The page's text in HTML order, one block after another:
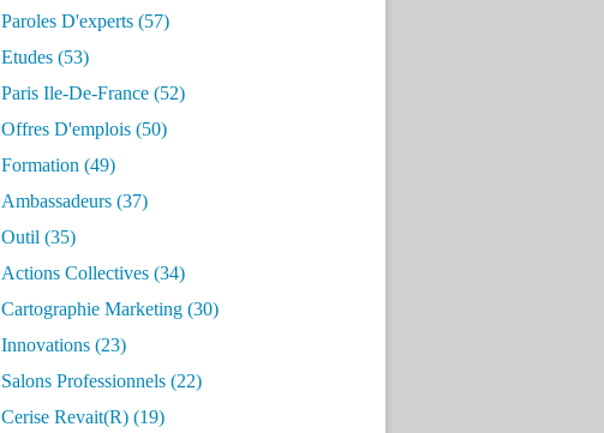
Paroles D'experts (57)
Etudes (53)
Paris Ile-De-France (52)
Offres D'emplois (50)
Formation (49)
Ambassadeurs (37)
Outil (35)
Actions Collectives (34)
Cartographie Marketing (30)
Innovations (23)
Salons Professionnels (22)
Cerise Revait(r) (19)